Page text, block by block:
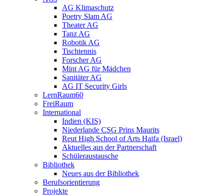
AG Klimaschutz
Poetry Slam AG
Theater AG
Tanz AG
Robotik AG
Tischtennis
Forscher AG
Mint AG für Mädchen
Sanitäter AG
AG IT Security Girls
LernRaum60
FreiRaum
International
Indien (KIS)
Niederlande CSG Prins Maurits
Reut High School of Arts Haifa (Israel)
Aktuelles aus der Partnerschaft
Schüleraustausche
Bibliothek
Neues aus der Bibliothek
Berufsorientierung
Projekte